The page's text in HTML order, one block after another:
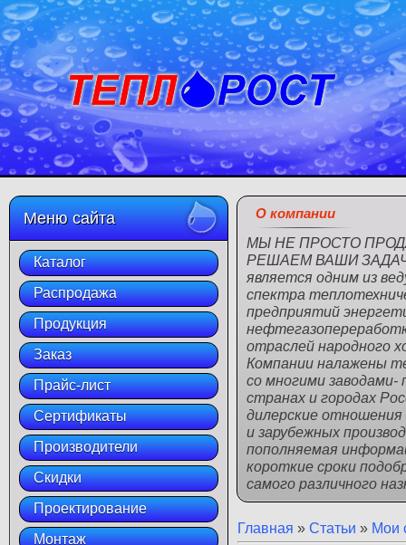
Меню сайта
Каталог
Распродажа
Продукция
Заказ
Прайс-лист
Сертификаты
Производители
Скидки
Проектирование
Монтаж
О компании
МЫ НЕ ПРОСТО
РЕШАЕМ ВАШИ
является одним из
спектра
предприятий
отраслей народного
Компании налажены
со многими заводами-
странах и городах
дилерские
и зарубежных
пополняемая
короткие сроки
самого различного
Главная » Статьи » Мои